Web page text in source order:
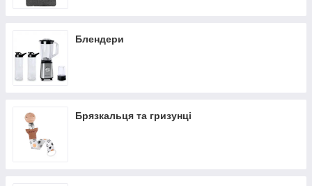
Блендери
Брязкальця та гризунці